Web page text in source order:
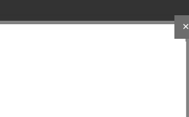
✕